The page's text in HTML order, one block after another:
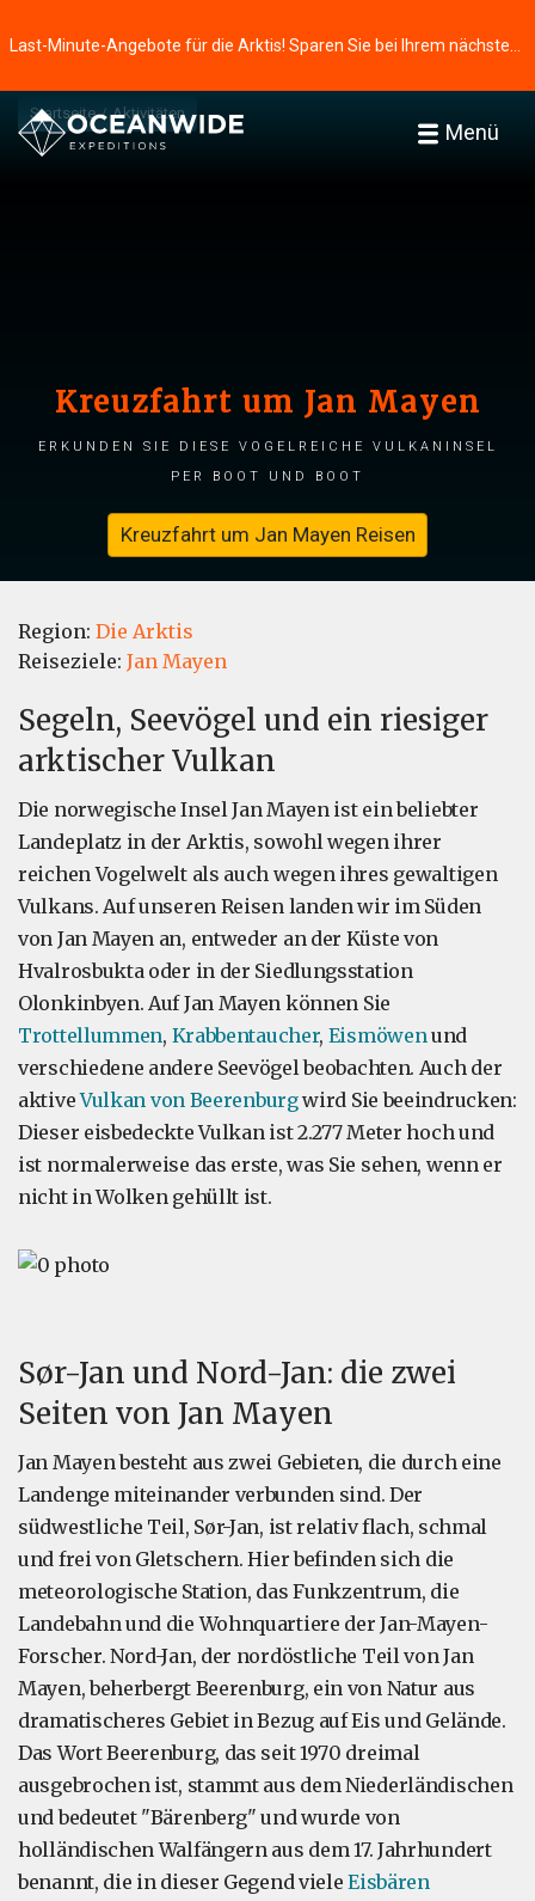
Menü
Startseite Aktivitäten
Kreuzfahrt um Jan Mayen
Erkunden Sie diese vogelreiche Vulkaninsel
per Boot und Boot
Kreuzfahrt um Jan Mayen Reisen
Region: Die Arktis
Reiseziele: Jan Mayen
Segeln, Seevögel und ein riesiger
arktischer Vulkan
Die norwegische Insel Jan Mayen ist ein beliebter
Landeplatz in der Arktis, sowohl wegen ihrer
reichen Vogelwelt als auch wegen ihres gewaltigen
Vulkans. Auf unseren Reisen landen wir im Süden
von Jan Mayen an, entweder an der Küste von
Hvalrosbukta oder in der Siedlungsstation
Olonkinbyen. Auf Jan Mayen können Sie
Trottellummen, Krabbentaucher, Eismöwenund
verschiedene andere Seevögel beobachten. Auch der
aktiveVulkan von Beerenburgwird Sie beeindrucken:
Dieser eisbedeckte Vulkan ist 2.277 Meter hoch und
ist normalerweise das erste, was Sie sehen, wenn er
nicht in Wolken gehüllt ist.
Sør-Jan und Nord-Jan: die zwei
Seiten von Jan Mayen
Jan Mayen besteht aus zwei Gebieten, die durch eine
Landenge miteinander verbunden sind. Der
südwestliche Teil, Sør-Jan, ist relativ flach, schmal
und frei von Gletschern. Hier befinden sich die
meteorologische Station, das Funkzentrum, die
Landebahn und die Wohnquartiere der Jan-Mayen-
Forscher. Nord-Jan, der nordöstliche Teil von Jan
Mayen, beherbergt Beerenburg, ein von Natur aus
dramatischeres Gebiet in Bezug auf Eis und Gelände.
Das Wort Beerenburg, das seit 1970 dreimal
ausgebrochen ist, stammt aus dem Niederländischen
und bedeutet "Bärenberg" und wurde von
holländischen Walfängern aus dem 17. Jahrhundert
benannt, die in dieser Gegend vieleEisbären